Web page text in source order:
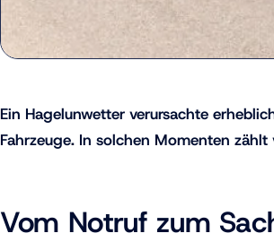
Ein Hagelunwetter verursachte
Fahrzeuge. In solchen Momenten
Vom Notruf zum